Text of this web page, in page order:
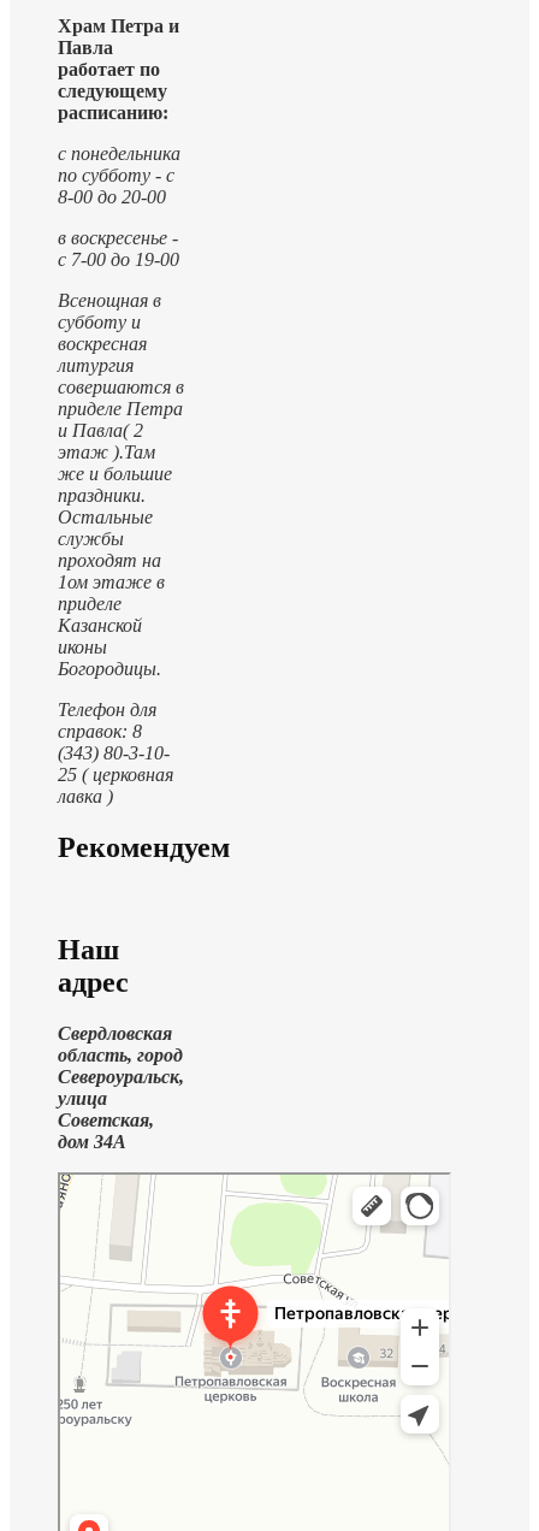
Храм Петра и
Павла
работает по
следующему
расписанию:
с понедельника
по субботу - с
8-00 до 20-00
в воскресенье -
с 7-00 до 19-00
Всенощная в
субботу и
воскресная
литургия
совершаются в
приделе Петра
и Павла( 2
этаж ).Там
же и большие
праздники.
Остальные
службы
проходят на
1ом этаже в
приделе
Казанской
иконы
Богородицы.
Телефон для
справок: 8
(343) 80-3-10-
25 ( церковная
лавка )
Рекомендуем
Наш
адрес
Свердловская
область, город
Североуральск,
улица
Советская,
дом 34А